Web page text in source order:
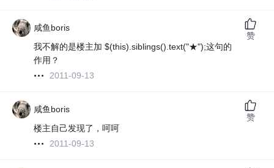
咸鱼boris
我不解的是楼主加 $(this).siblings().text("★");这句的
作用？
2011-09-13
赞
咸鱼boris
楼主自己发现了，呵呵
2011-09-13
赞